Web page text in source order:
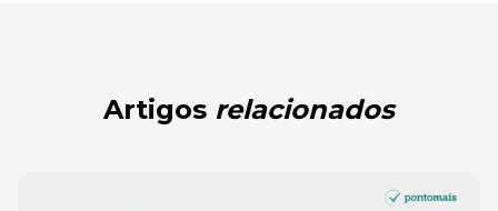
Artigos relacionados